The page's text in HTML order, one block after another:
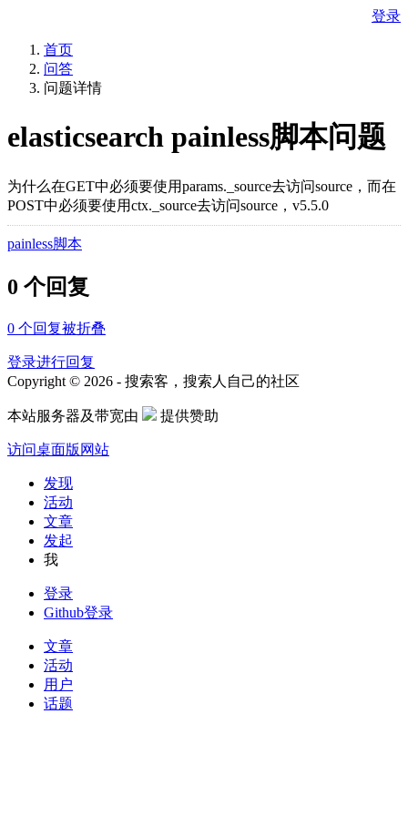
登录
首页
问答
问题详情
elasticsearch painless脚本问题
为什么在GET中必须要使用params._source去访问source，而在
POST中必须要使用ctx._source去访问source，v5.5.0
painless脚本
0 个回复
0 个回复被折叠
登录进行回复
Copyright © 2026 - 搜索客，搜索人自己的社区
本站服务器及带宽由 提供赞助
访问桌面版网站
发现
活动
文章
发起
我
登录
Github登录
文章
活动
用户
话题